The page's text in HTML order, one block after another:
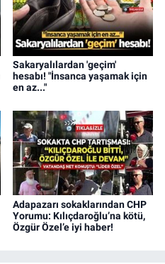
Sakaryalılardan 'geçim'
hesabı! "İnsanca yaşamak için
en az..."
Adapazarı sokaklarından CHP
Yorumu: Kılıçdaroğlu’na kötü,
Özgür Özel’e iyi haber!